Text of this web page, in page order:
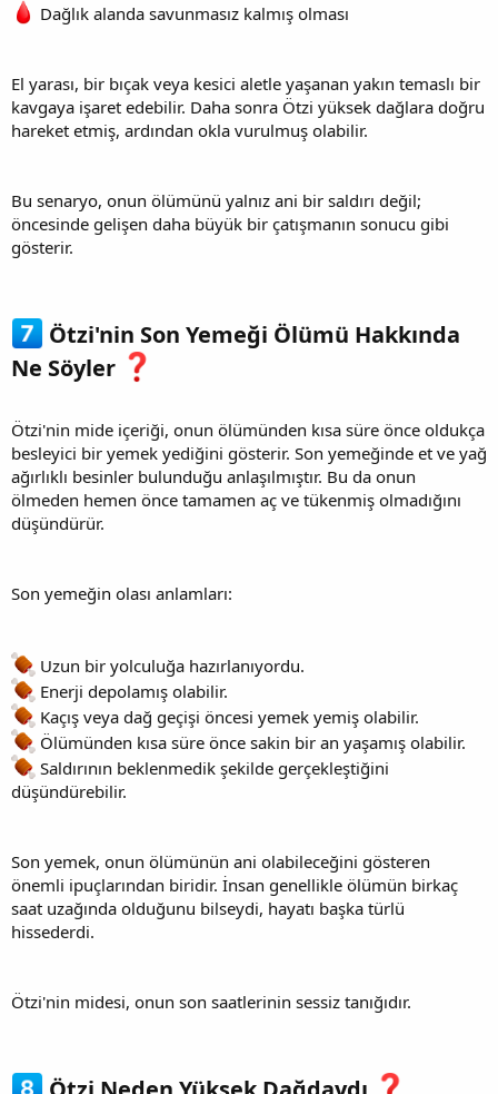
Dağlık alanda savunmasız kalmış olması
El yarası, bir bıçak veya kesici aletle yaşanan yakın temaslı bir
kavgaya işaret edebilir. Daha sonra Ötzi yüksek dağlara doğru
hareket etmiş, ardından okla vurulmuş olabilir.
Bu senaryo, onun ölümünü yalnız ani bir saldırı değil;
öncesinde gelişen daha büyük bir çatışmanın sonucu gibi
gösterir.
Ötzi'nin Son Yemeği Ölümü Hakkında
Ne Söyler
Ötzi'nin mide içeriği, onun ölümünden kısa süre önce oldukça
besleyici bir yemek yediğini gösterir. Son yemeğinde et ve yağ
ağırlıklı besinler bulunduğu anlaşılmıştır. Bu da onun
ölmeden hemen önce tamamen aç ve tükenmiş olmadığını
düşündürür.
Son yemeğin olası anlamları:
Uzun bir yolculuğa hazırlanıyordu.
Enerji depolamış olabilir.
Kaçış veya dağ geçişi öncesi yemek yemiş olabilir.
Ölümünden kısa süre önce sakin bir an yaşamış olabilir.
Saldırının beklenmedik şekilde gerçekleştiğini
düşündürebilir.
Son yemek, onun ölümünün ani olabileceğini gösteren
önemli ipuçlarından biridir. İnsan genellikle ölümün birkaç
saat uzağında olduğunu bilseydi, hayatı başka türlü
hissederdi.
Ötzi'nin midesi, onun son saatlerinin sessiz tanığıdır.